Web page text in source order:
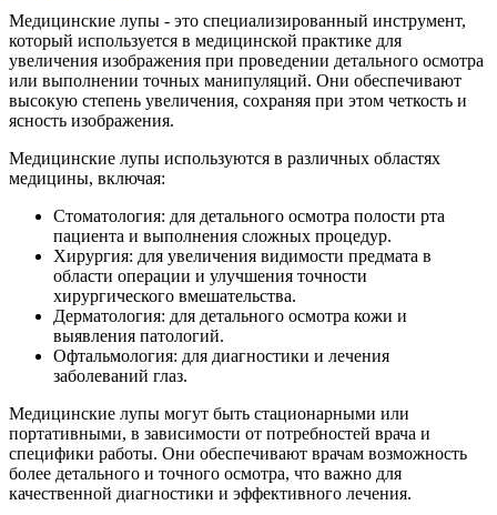
Медицинские лупы - это специализированный инструмент,
который используется в медицинской практике для
увеличения изображения при проведении детального осмотра
или выполнении точных манипуляций. Они обеспечивают
высокую степень увеличения, сохраняя при этом четкость и
ясность изображения.
Медицинские лупы используются в различных областях
медицины, включая:
Стоматология: для детального осмотра полости рта
пациента и выполнения сложных процедур.
Хирургия: для увеличения видимости предмата в
области операции и улучшения точности
хирургического вмешательства.
Дерматология: для детального осмотра кожи и
выявления патологий.
Офтальмология: для диагностики и лечения
заболеваний глаз.
Медицинские лупы могут быть стационарными или
портативными, в зависимости от потребностей врача и
специфики работы. Они обеспечивают врачам возможность
более детального и точного осмотра, что важно для
качественной диагностики и эффективного лечения.